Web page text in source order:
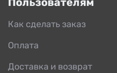
Как сделать заказ
Оплата
Доставка и возврат